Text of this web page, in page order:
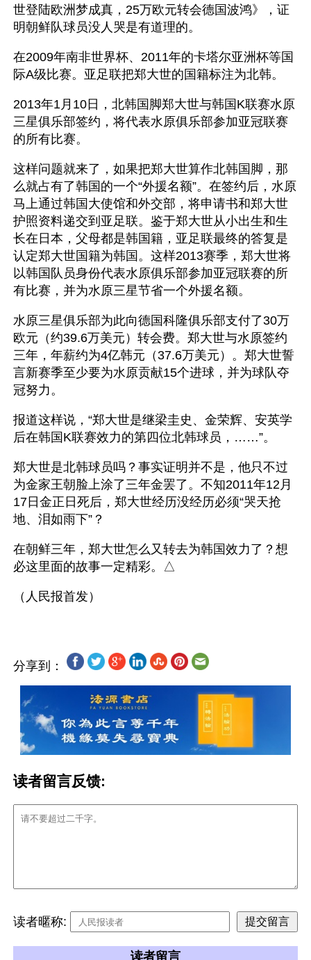
世登陆欧洲梦成真，25万欧元转会德国波鸿》，证
明朝鲜队球员没人哭是有道理的。
在2009年南非世界杯、2011年的卡塔尔亚洲杯等国
际A级比赛。亚足联把郑大世的国籍标注为北韩。
2013年1月10日，北韩国脚郑大世与韩国K联赛水原
三星俱乐部签约，将代表水原俱乐部参加亚冠联赛
的所有比赛。
这样问题就来了，如果把郑大世算作北韩国脚，那
么就占有了韩国的一个“外援名额”。在签约后，水原
马上通过韩国大使馆和外交部，将申请书和郑大世
护照资料递交到亚足联。鉴于郑大世从小出生和生
长在日本，父母都是韩国籍，亚足联最终的答复是
认定郑大世国籍为韩国。这样2013赛季，郑大世将
以韩国队员身份代表水原俱乐部参加亚冠联赛的所
有比赛，并为水原三星节省一个外援名额。
水原三星俱乐部为此向德国科隆俱乐部支付了30万
欧元（约39.6万美元）转会费。郑大世与水原签约
三年，年薪约为4亿韩元（37.6万美元）。郑大世誓
言新赛季至少要为水原贡献15个进球，并为球队夺
冠努力。
报道这样说，“郑大世是继梁圭史、金荣辉、安英学
后在韩国K联赛效力的第四位北韩球员，……”。
郑大世是北韩球员吗？事实证明并不是，他只不过
为金家王朝脸上涂了三年金罢了。不知2011年12月
17日金正日死后，郑大世经历没经历必须“哭天抢
地、泪如雨下”？
在朝鲜三年，郑大世怎么又转去为韩国效力了？想
必这里面的故事一定精彩。△
分享到：
读者留言反馈:
读者暱称:
读者留言